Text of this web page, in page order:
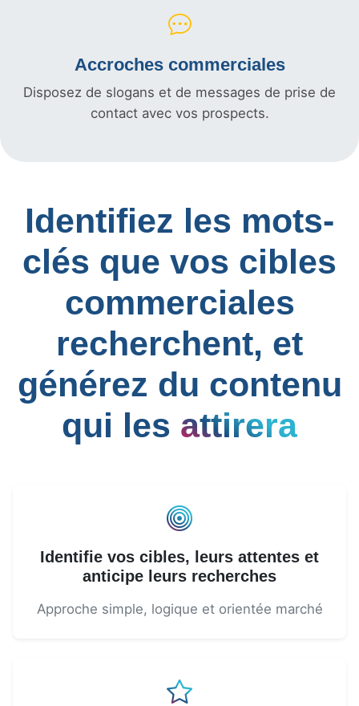
Accroches commerciales
Disposez de slogans et de messages de prise de
contact avec vos prospects.
Identifiez les mots-
clés que vos cibles
commerciales
recherchent, et
générez du contenu
qui les attirera
Identifie vos cibles, leurs attentes et
anticipe leurs recherches
Approche simple, logique et orientée marché